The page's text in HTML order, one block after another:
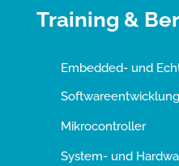
Training &
Embedded- und
Mikrocontroller
System- und